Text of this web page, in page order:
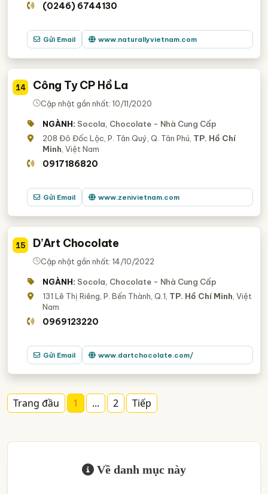
(0246) 6744130
Gửi Email www.naturallyvietnam.com
14 Công Ty CP Hồ La
Cập nhật gần nhất: 10/11/2020
NGÀNH: Socola, Chocolate - Nhà Cung Cấp
208 Đô Đốc Lộc, P. Tân Quý, Q. Tân Phú, TP. Hồ Chí
Minh, Việt Nam
0917186820
Gửi Email www.zenivietnam.com
15 D’Art Chocolate
Cập nhật gần nhất: 14/10/2022
NGÀNH: Socola, Chocolate - Nhà Cung Cấp
131 Lê Thị Riêng, P. Bến Thành, Q.1, TP. Hồ Chí Minh, Việt
Nam
0969123220
Gửi Email www.dartchocolate.com/
Trang đầu 1 ... 2 Tiếp
Về danh mục này